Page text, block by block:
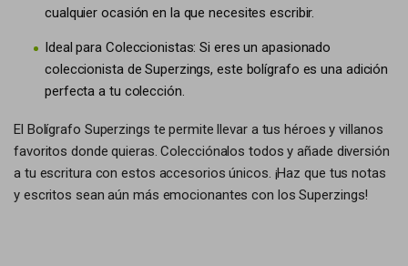
cualquier ocasión en la que necesites escribir.
Ideal para Coleccionistas: Si eres un apasionado
coleccionista de Superzings, este bolígrafo es una adición
perfecta a tu colección.
El Bolígrafo Superzings te permite llevar a tus héroes y villanos
favoritos donde quieras. Colecciónalos todos y añade diversión
a tu escritura con estos accesorios únicos. ¡Haz que tus notas
y escritos sean aún más emocionantes con los Superzings!